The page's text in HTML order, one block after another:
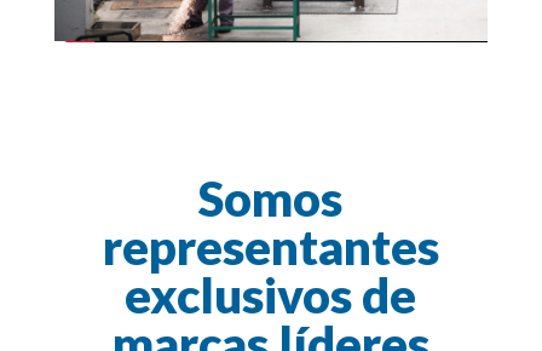
Somos
representantes
exclusivos de